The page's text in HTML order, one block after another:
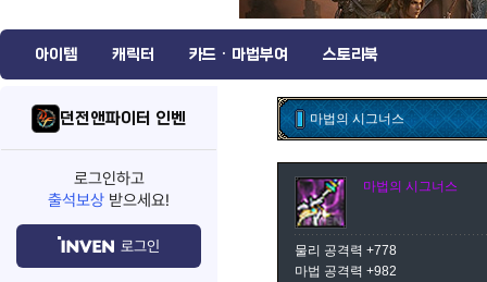
아이템 캐릭터 카드 · 마법부여 스토리북
던전앤파이터 인벤
로그인하고
출석보상 받으세요!
로그인
마법의 시그너스
마법의 시그너스
물리 공격력 +778
마법 공격력 +982